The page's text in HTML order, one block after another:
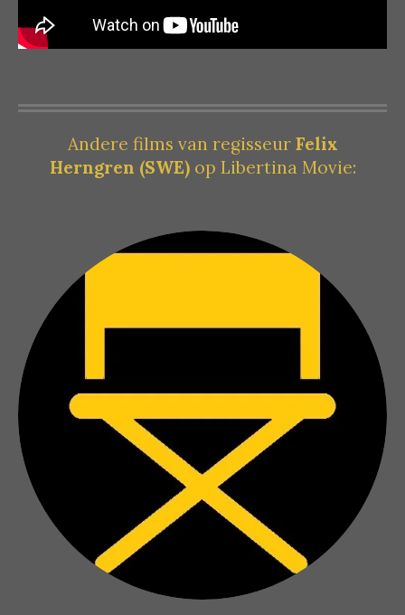
Andere films van regisseur Felix
Herngren (SWE)op Libertina Movie: